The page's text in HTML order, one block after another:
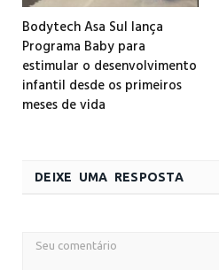
Bodytech Asa Sul lança
Programa Baby para
estimular o desenvolvimento
infantil desde os primeiros
meses de vida
DEIXE UMA RESPOSTA